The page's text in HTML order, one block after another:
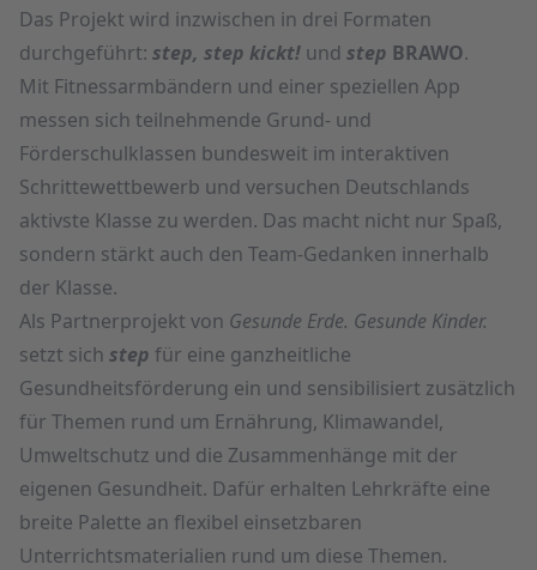
Das Projekt wird inzwischen in drei Formaten
durchgeführt: step, step kickt! und step BRAWO.
Mit Fitnessarmbändern und einer speziellen App
messen sich teilnehmende Grund- und
Förderschulklassen bundesweit im interaktiven
Schrittewettbewerb und versuchen Deutschlands
aktivste Klasse zu werden. Das macht nicht nur Spaß,
sondern stärkt auch den Team-Gedanken innerhalb
der Klasse.
Als Partnerprojekt von Gesunde Erde. Gesunde Kinder.
setzt sich step für eine ganzheitliche
Gesundheitsförderung ein und sensibilisiert zusätzlich
für Themen rund um Ernährung, Klimawandel,
Umweltschutz und die Zusammenhänge mit der
eigenen Gesundheit. Dafür erhalten Lehrkräfte eine
breite Palette an flexibel einsetzbaren
Unterrichtsmaterialien rund um diese Themen.